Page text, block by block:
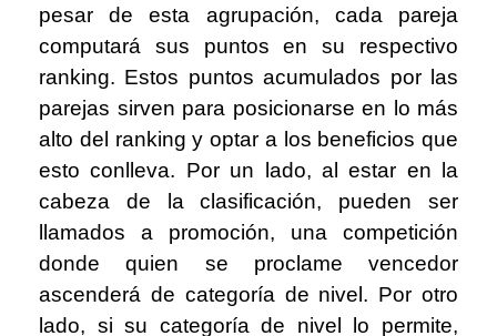
pesar de esta agrupación, cada pareja
computará sus puntos en su respectivo
ranking. Estos puntos acumulados por las
parejas sirven para posicionarse en lo más
alto del ranking y optar a los beneficios que
esto conlleva. Por un lado, al estar en la
cabeza de la clasificación, pueden ser
llamados a promoción, una competición
donde quien se proclame vencedor
ascenderá de categoría de nivel. Por otro
lado, si su categoría de nivel lo permite,